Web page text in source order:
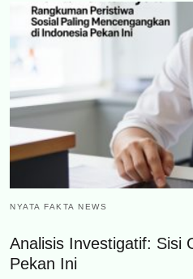
NYATA FAKTA NEWS
Analisis Investigatif: Sisi
Pekan Ini